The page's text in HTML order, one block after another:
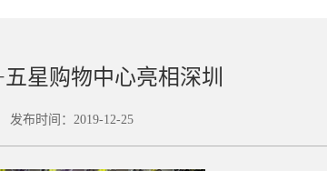
星购物中心亮相深圳
布时间：2019-12-25